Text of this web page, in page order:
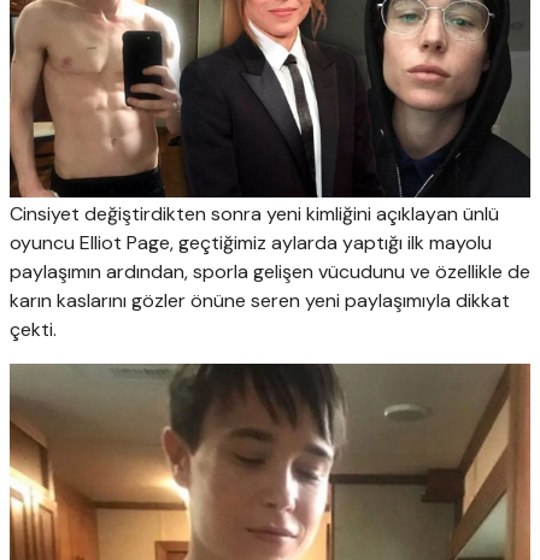
Cinsiyet değiştirdikten sonra yeni kimliğini açıklayan ünlü
oyuncu Elliot Page, geçtiğimiz aylarda yaptığı ilk mayolu
paylaşımın ardından, sporla gelişen vücudunu ve özellikle de
karın kaslarını gözler önüne seren yeni paylaşımıyla dikkat
çekti.